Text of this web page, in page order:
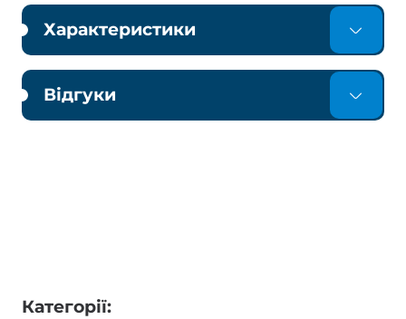
Характеристики
Відгуки
Категорії: